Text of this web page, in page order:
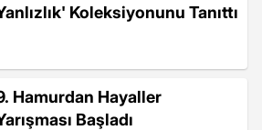
Koleksiyonunu Tanıttı
Hamurdan Hayaller
Başladı